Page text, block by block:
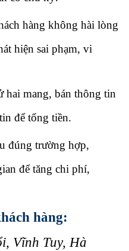
hàng không hài lòng
hiện sai phạm, vi
hai mang, bán thông tin
để tống tiền.
đúng trường hợp,
để tăng chi phí,
hàng:
Vĩnh Tuy, Hà